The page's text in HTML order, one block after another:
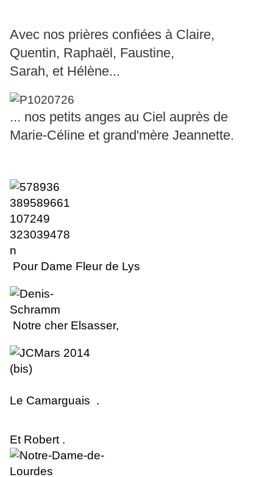
Avec nos prières confiées à Claire,
Quentin, Raphaël, Faustine,
Sarah, et Hélène...
... nos petits anges au Ciel auprès de
Marie-Céline et grand'mère Jeannette.
Pour Dame Fleur de Lys
Notre cher Elsasser,
Le Camarguais .
Et Robert .